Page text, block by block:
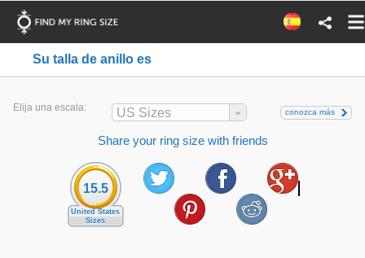
Su talla de anillo es
Elija una escala: US Sizes conozca más
Share your ring size with friends
15.5
United States
Sizes